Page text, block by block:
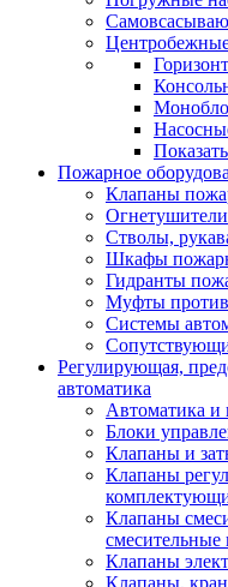
Пожарное
Клапаны
Огнетушители
Стволы,
Шкафы
Гидранты
Муфты
Системы
Регулирующая,
автоматика
Автоматика и
Блоки
Клапаны и
Клапаны
Клапаны
Клапаны
Клапаны,